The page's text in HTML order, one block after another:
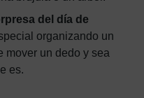
del día de
organizando un
mover un dedo y sea
es.